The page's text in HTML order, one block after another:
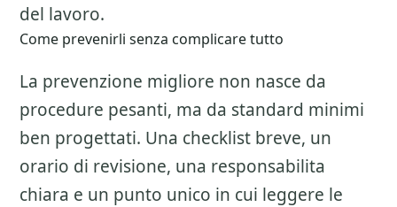
del lavoro.
Come prevenirli senza complicare tutto
La prevenzione migliore non nasce da
procedure pesanti, ma da standard minimi
ben progettati. Una checklist breve, un
orario di revisione, una responsabilita
chiara e un punto unico in cui leggere le